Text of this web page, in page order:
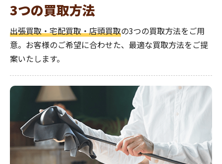
3つの買取方法
出張買取・宅配買取・店頭買取の3つの買取方法をご用
意。お客様のご希望に合わせた、最適な買取方法をご提
案いたします。